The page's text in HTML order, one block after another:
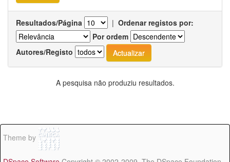
Resultados/Página | Ordenar registos por:
Por ordem
Autores/Registo
A pesquisa não produziu resultados.
Theme by